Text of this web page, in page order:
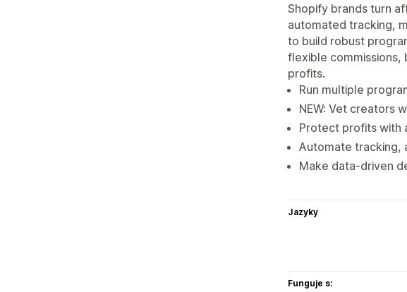
Shopify brands turn
automated tracking,
to build robust
flexible commissions,
profits.
Run multiple
NEW: Vet creators
Protect profits with
Automate tracking,
Make data-driven
Jazyky
Funguje s: